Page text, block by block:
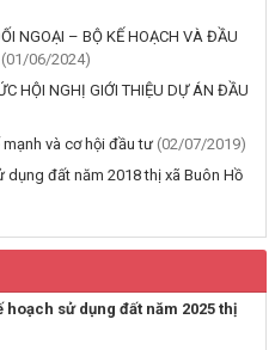
hồ sơ mất Giấy chứng nhận
Văn Châu và bà Nguyễn Thị
Hồ, tỉnh Đắk Lắk
quyền sử dụng đất, tài sản
Đắk Lắk
kết quả kiểm tra hồ sơ đăng
NGOẠI – BỘ KẾ HOẠCH VÀ ĐẦU
(01/06/2024)
HỘI NGHỊ GIỚI THIỆU DỰ ÁN ĐẦU
và cơ hội đầu tư (02/07/2019)
đất năm 2018 thị xã Buôn Hồ
sử dụng đất năm 2025 thị